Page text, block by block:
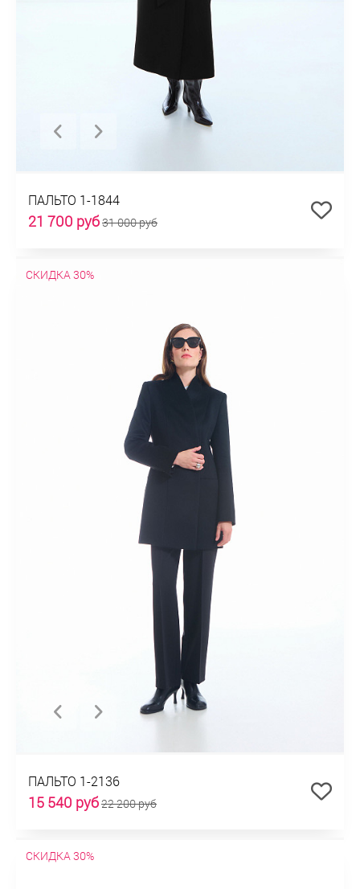
ПАЛЬТО 1-1844
21 700 руб31 000 руб
СКИДКА 30%
ПАЛЬТО 1-2136
15 540 руб22 200 руб
СКИДКА 30%